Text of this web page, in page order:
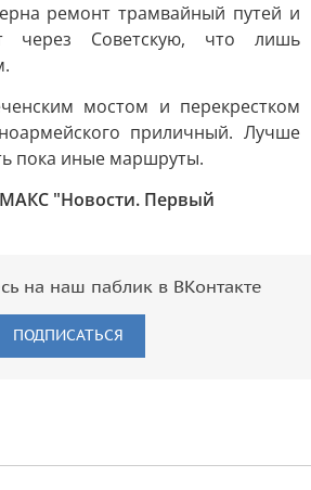
ремонт трамвайный путей и
через Советскую, что лишь
мостом и перекрестком
приличный. Лучше
пока иные маршруты.
"Новости. Первый
на наш паблик в ВКонтакте
ПОДПИСАТЬСЯ